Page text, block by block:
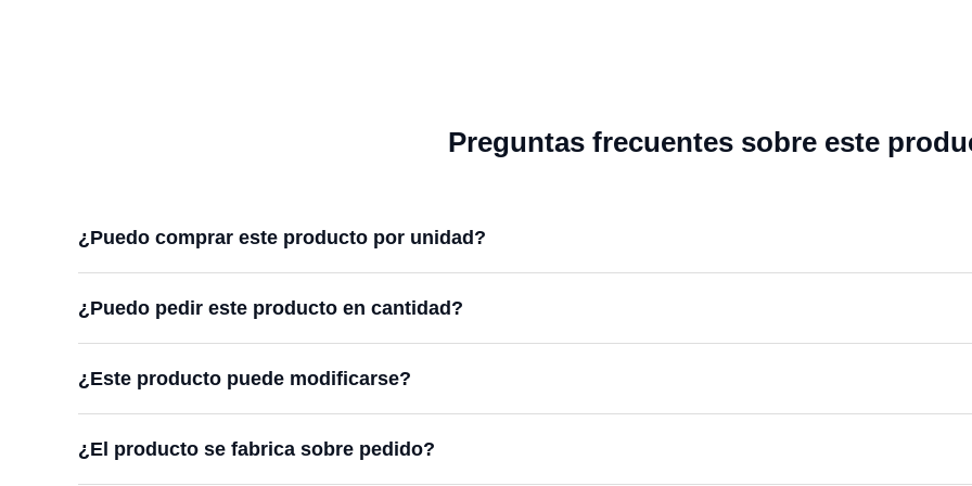
Preguntas frecuentes sobre este
¿Puedo comprar este producto por unidad?
¿Puedo pedir este producto en cantidad?
¿Este producto puede modificarse?
¿El producto se fabrica sobre pedido?